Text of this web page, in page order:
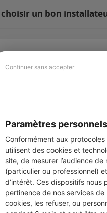
Continuer sans accepter
Paramètres
Conformément aux
utilisent des cookies et
site, de mesurer l’audience
(particulier ou professionnel)
d’intérêt. Ces dispositifs
pertinence de nos services
cookies, les refuser, ou
un bon
Pro
ça marche
Mobile
espace
des chantiers